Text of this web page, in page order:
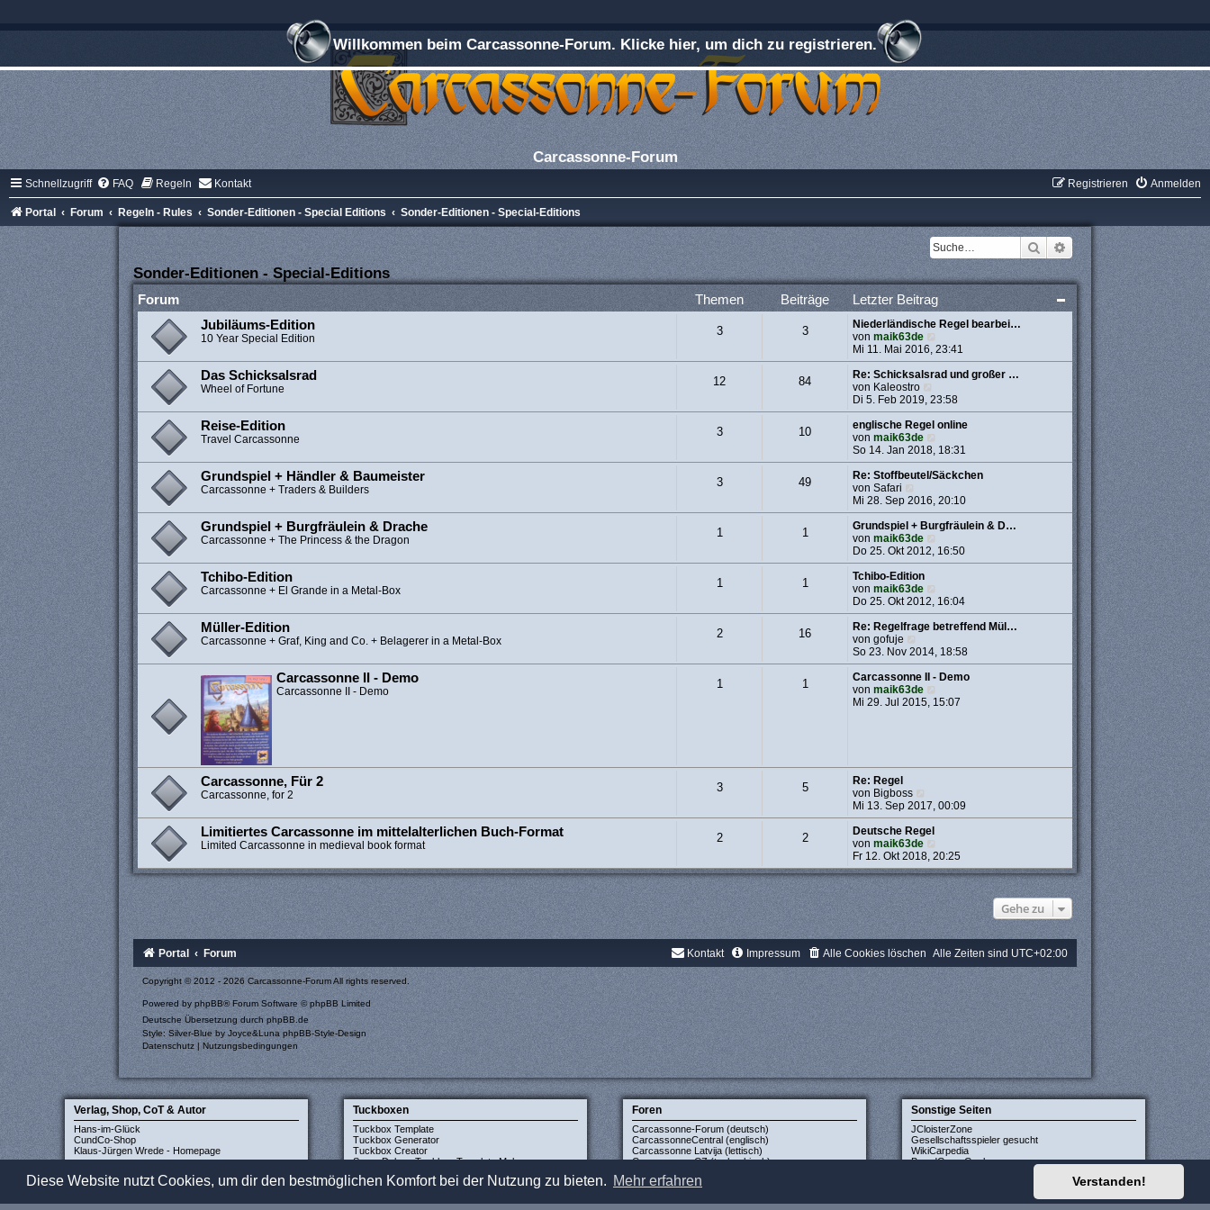
Diese Website nutzt Cookies, um dir den bestmöglichen Komfort bei der Nutzung zu bieten. Mehr erfahren Verstanden!
Willkommen beim Carcassonne-Forum. Klicke hier, um dich zu registrieren.
Carcassonne-Forum
Schnellzugriff FAQ Regeln Kontakt Anmelden
Registrieren
Portal Forum Regeln - Rules Sonder-Editionen - Special Editions Sonder-Editionen - Special-Editions
Suche
Erweiterte Suche
Sonder-Editionen - Special-Editions
Forum Themen Beiträge Letzter Beitrag
Jubiläums-Edition
10 Year Special Edition
3 3
Niederländische Regel bearbei…
vonmaik63de
e
u
e
t
e
r
e
i
t
a
g
Mi 11. Mai 2016, 23:41
Das Schicksalsrad
Wheel of Fortune
12 84
Re: Schicksalsrad und großer …
von Kaleostro
e
u
e
s
e
r
e
i
t
r
a
g
Di 5. Feb 2019, 23:58
Reise-Edition
Travel Carcassonne
3 10
englische Regel online
vonmaik63de
e
u
e
t
e
r
e
i
a
g
So 14. Jan 2018, 18:31
Grundspiel + Händler & Baumeister
Carcassonne + Traders & Builders
3 49
Re: Stoffbeutel/Säckchen
vonSafari
e
u
e
s
t
e
r
B
e
i
t
a
g
Mi 28. Sep 2016, 20:10
Grundspiel + Burgfräulein & Drache
Carcassonne + The Princess & the Dragon
1 1
Grundspiel + Burgfräulein & D…
vonmaik63de
e
u
t
e
r
e
i
t
a
Do 25. Okt 2012, 16:50
Tchibo-Edition
Carcassonne + El Grande in a Metal-Box
1 1
Tchibo-Edition
vonmaik63de
e
u
e
e
r
e
g
Do 25. Okt 2012, 16:04
Müller-Edition
Carcassonne + Graf, King and Co. + Belagerer in a Metal-Box
2 16
Re: Regelfrage betreffend Mül…
vongofuje
e
u
e
s
t
i
r
a
g
So 23. Nov 2014, 18:58
Carcassonne II - Demo
Carcassonne II - Demo
1 1
Carcassonne II - Demo
vonmaik63de
e
e
e
i
a
g
Mi 29. Jul 2015, 15:07
Carcassonne, Für 2
Carcassonne, for 2
3 5
Re: Regel
von Bigboss
e
u
e
s
t
e
r
t
g
Mi 13. Sep 2017, 00:09
Limitiertes Carcassonne im mittelalterlichen Buch-Format
Limited Carcassonne in medieval book format
2 2
Deutsche Regel
vonmaik63de
e
u
e
s
t
e
r
e
i
t
a
g
Fr 12. Okt 2018, 20:25
Gehe zu
Portal Forum Alle Zeiten sind UTC+02:00
Alle Cookies löschen
Impressum
Kontakt
Copyright © 2012 - 2026 Carcassonne-Forum All rights reserved.
Powered by phpBB® Forum Software © phpBB Limited
Deutsche Übersetzung durchphpBB.de
Style: Silver-Blue by Joyce&Luna phpBB-Style-Design
Datenschutz |Nutzungsbedingungen
Verlag, Shop, CoT & Autor
Hans-im-Glück
CundCo-Shop
Klaus-Jürgen Wrede - Homepage
Tuckboxen
Tuckbox Template
Tuckbox Generator
Tuckbox Creator
Super Deluxe Tuckbox Template Maker
Foren
Carcassonne-Forum (deutsch)
CarcassonneCentral (englisch)
Carcassonne Latvija (lettisch)
Carcassonne CZ (tschechisch)
Sonstige Seiten
JCloisterZone
Gesellschaftsspieler gesucht
WikiCarpedia
BoardGameGeek